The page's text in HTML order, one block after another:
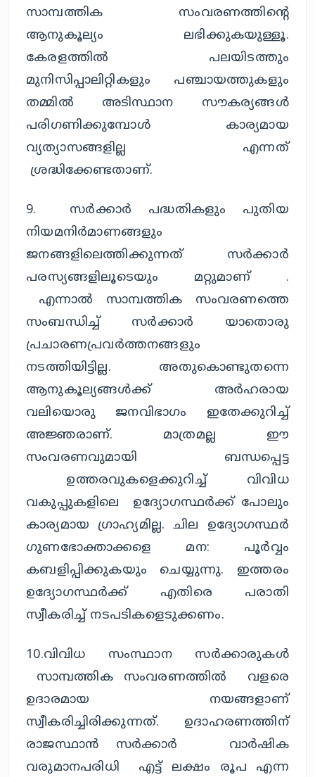
സാമ്പത്തിക സംവരണത്തിൻ്റെ
ആനുകൂല്യം ലഭിക്കുകയുള്ളൂ.
കേരളത്തിൽ പലയിടത്തും
മുനിസിപ്പാലിറ്റികളും പഞ്ചായത്തുകളും
തമ്മിൽ അടിസ്ഥാന സൗകര്യങ്ങൾ
പരിഗണിക്കുമ്പോൾ കാര്യമായ
വ്യത്യാസങ്ങളില്ല എന്നത്
ശ്രദ്ധിക്കേണ്ടതാണ്.
9. സർക്കാർ പദ്ധതികളും പുതിയ
നിയമനിർമാണങ്ങളും
ജനങ്ങളിലെത്തിക്കുന്നത് സർക്കാർ
പരസ്യങ്ങളിലൂടെയും മറ്റുമാണ് .
എന്നാൽ സാമ്പത്തിക സംവരണത്തെ
സംബന്ധിച്ച് സർക്കാർ യാതൊരു
പ്രചാരണപ്രവർത്തനങ്ങളും
നടത്തിയിട്ടില്ല. അതുകൊണ്ടുതന്നെ
ആനുകൂല്യങ്ങൾക്ക് അർഹരായ
വലിയൊരു ജനവിഭാഗം ഇതേക്കുറിച്ച്
അജ്ഞരാണ്. മാത്രമല്ല ഈ
സംവരണവുമായി ബന്ധപ്പെട്ട
ഉത്തരവുകളെക്കുറിച്ച് വിവിധ
വകുപ്പുകളിലെ ഉദ്യോഗസ്ഥർക്ക് പോലും
കാര്യമായ ഗ്രാഹ്യമില്ല. ചില ഉദ്യോഗസ്ഥർ
ഗുണഭോക്താക്കളെ മന: പൂർവ്വം
കബളിപ്പിക്കുകയും ചെയ്യുന്നു. ഇത്തരം
ഉദ്യോഗസ്ഥർക്ക് എതിരെ പരാതി
സ്വീകരിച്ച് നടപടികളെടുക്കണം.
10.വിവിധ സംസ്ഥാന സർക്കാരുകൾ
സാമ്പത്തിക സംവരണത്തിൽ വളരെ
ഉദാരമായ നയങ്ങളാണ്
സ്വീകരിച്ചിരിക്കുന്നത്. ഉദാഹരണത്തിന്
രാജസ്ഥാൻ സർക്കാർ വാർഷിക
വരുമാനപരിധി എട്ട് ലക്ഷം രൂപ എന്ന